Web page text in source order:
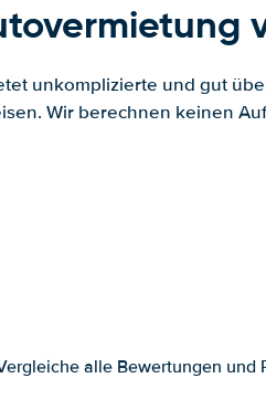
unkomplizierte und gut
Wir berechnen keinen
alle Bewertungen und